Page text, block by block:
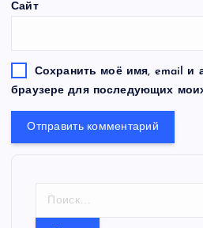
Сайт
Сохранить моё имя, email и
браузере для последующих